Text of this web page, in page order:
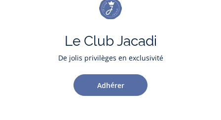
Le Club Jacadi
De jolis privilèges en exclusivité
Adhérer